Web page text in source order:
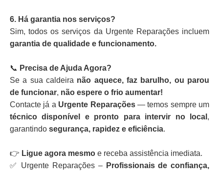
6. Há garantia nos serviços?
Sim, todos os serviços da Urgente Reparações incluem
garantia de qualidade e funcionamento.
📞 Precisa de Ajuda Agora?
Se a sua caldeira não aquece, faz barulho, ou parou
de funcionar, não espere o frio aumentar!
Contacte já a Urgente Reparações— temos sempre um
técnico disponível e pronto para intervir no local ,
garantindo segurança, rapidez e eficiência.
👉 Ligue agora mesmo e receba assistência imediata.
✅ Urgente Reparações – Profissionais de confiança,